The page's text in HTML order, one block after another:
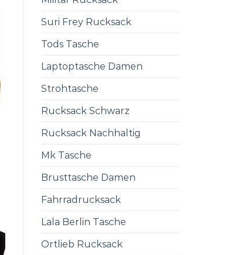
Suri Frey Rucksack
Tods Tasche
Laptoptasche Damen
Strohtasche
Rucksack Schwarz
Rucksack Nachhaltig
Mk Tasche
Brusttasche Damen
Fahrradrucksack
Lala Berlin Tasche
Ortlieb Rucksack